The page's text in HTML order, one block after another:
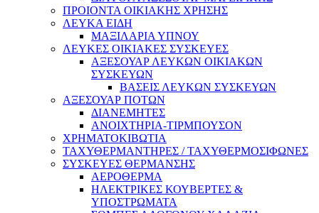
ΠΡΟΙΟΝΤΑ ΟΙΚΙΑΚΗΣ ΧΡΗΣΗΣ
ΛΕΥΚΑ ΕΙΔΗ
ΜΑΞΙΛΑΡΙΑ ΥΠΝΟΥ
ΛΕΥΚΕΣ ΟΙΚΙΑΚΕΣ ΣΥΣΚΕΥΕΣ
ΑΞΕΣΟΥΑΡ ΛΕΥΚΩΝ ΟΙΚΙΑΚΩΝ
ΣΥΣΚΕΥΩΝ
ΒΑΣΕΙΣ ΛΕΥΚΩΝ ΣΥΣΚΕΥΩΝ
ΑΞΕΣΟΥΑΡ ΠΟΤΩΝ
ΔΙΑΝΕΜΗΤΕΣ
ΑΝΟΙΧΤΗΡΙΑ-ΤΙΡΜΠΟΥΣΟΝ
ΧΡΗΜΑΤΟΚΙΒΩΤΙΑ
ΤΑΧΥΘΕΡΜΑΝΤΗΡΕΣ / ΤΑΧΥΘΕΡΜΟΣΙΦΩΝΕΣ
ΣΥΣΚΕΥΕΣ ΘΕΡΜΑΝΣΗΣ
ΑΕΡΟΘΕΡΜΑ
ΗΛΕΚΤΡΙΚΕΣ ΚΟΥΒΕΡΤΕΣ &
ΥΠΟΣΤΡΩΜΑΤΑ